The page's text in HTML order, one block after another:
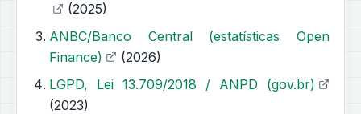
(2025)
ANBC/Banco Central (estatísticas Open
Finance)
(2026)
LGPD, Lei 13.709/2018 / ANPD (gov.br)
(2023)